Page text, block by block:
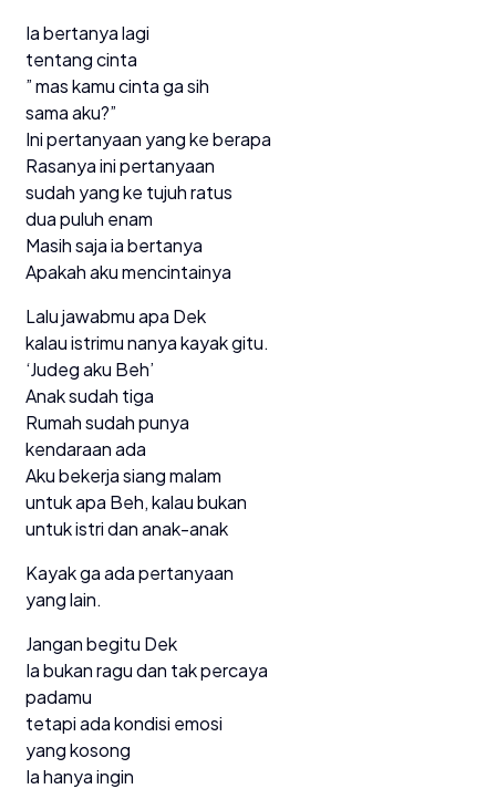
Ia bertanya lagi
tentang cinta
” mas kamu cinta ga sih
sama aku?”
Ini pertanyaan yang ke berapa
Rasanya ini pertanyaan
sudah yang ke tujuh ratus
dua puluh enam
Masih saja ia bertanya
Apakah aku mencintainya
Lalu jawabmu apa Dek
kalau istrimu nanya kayak gitu.
‘Judeg aku Beh’
Anak sudah tiga
Rumah sudah punya
kendaraan ada
Aku bekerja siang malam
untuk apa Beh, kalau bukan
untuk istri dan anak-anak
Kayak ga ada pertanyaan
yang lain.
Jangan begitu Dek
Ia bukan ragu dan tak percaya
padamu
tetapi ada kondisi emosi
yang kosong
Ia hanya ingin